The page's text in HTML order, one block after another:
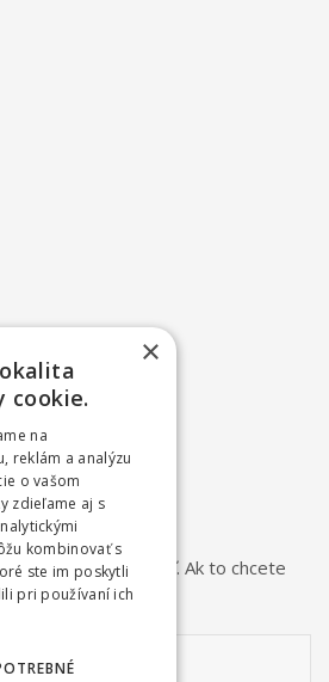
NOVINIEK
kedykoľvek zrušiť. Ak to chcete
kontaktujte nás.
×
cookie.
na
reklám a analýzu
o vašom
zdieľame aj s
kombinovať s
ste im poskytli
pri používaní ich